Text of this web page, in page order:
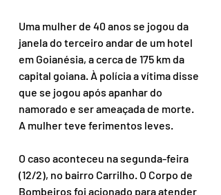
Uma mulher de 40 anos se jogou da
janela do terceiro andar de um hotel
em Goianésia, a cerca de 175 km da
capital goiana. À polícia a vítima disse
que se jogou após apanhar do
namorado e ser ameaçada de morte.
A mulher teve ferimentos leves.
O caso aconteceu na segunda-feira
(12/2), no bairro Carrilho. O Corpo de
Bombeiros foi acionado para atender